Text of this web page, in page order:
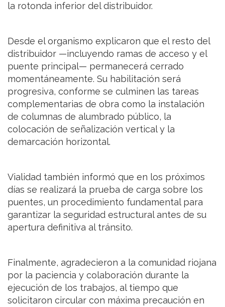
la rotonda inferior del distribuidor.
Desde el organismo explicaron que el resto del
distribuidor —incluyendo ramas de acceso y el
puente principal— permanecerá cerrado
momentáneamente. Su habilitación será
progresiva, conforme se culminen las tareas
complementarias de obra como la instalación
de columnas de alumbrado público, la
colocación de señalización vertical y la
demarcación horizontal.
Vialidad también informó que en los próximos
días se realizará la prueba de carga sobre los
puentes, un procedimiento fundamental para
garantizar la seguridad estructural antes de su
apertura definitiva al tránsito.
Finalmente, agradecieron a la comunidad riojana
por la paciencia y colaboración durante la
ejecución de los trabajos, al tiempo que
solicitaron circular con máxima precaución en